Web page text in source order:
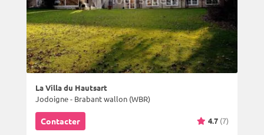
La Villa du Hautsart
Jodoigne - Brabant wallon (WBR)
Contacter 4.7 (7)